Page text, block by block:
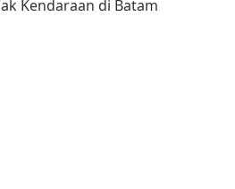
Kendaraan di Batam